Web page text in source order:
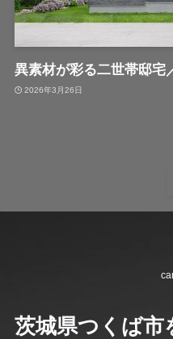
異素材が彩る二世帯邸宅
2026年3月26日
茨城県つくば市